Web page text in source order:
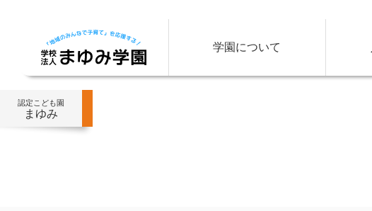
学園について
認定こども園
まゆみ